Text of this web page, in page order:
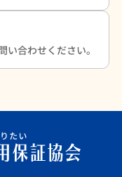
合わせください。